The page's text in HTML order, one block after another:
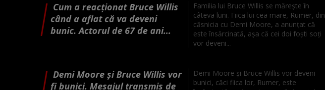
Cum a reacționat Bruce Willis
când a aflat că va deveni
bunic. Actorul de 67 de ani...
Familia lui Bruce Willis se mărește în
câteva luni. Fiica lui cea mare, Rumer, din
căsnicia cu Demi Moore, a anunțat că
este însărcinată, așa că cei doi foști soți
vor deveni...
Demi Moore și Bruce Willis vor
fi bunici. Mesajul transmis de
Demi Moore și Bruce Willis vor deveni
bunici, căci fiica lor, Rumer, este